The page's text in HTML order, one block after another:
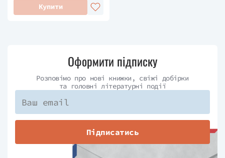
Купити
Оформити підписку
Розповімо про нові книжки, свіжі добірки
та головні літературні події
Підписатись